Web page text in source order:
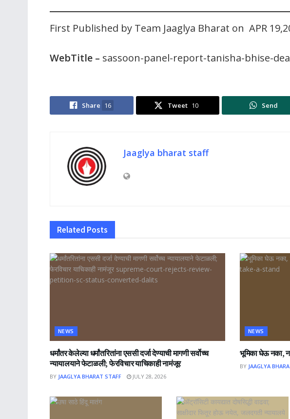
First Published by Team Jaaglya Bharat on APR
WebTitle – sassoon-panel-report-tanisha-bhise-
Share 16 Tweet 10 Send
Jaaglya bharat staff
Related Posts
NEWS
धर्मांतर केलेल्या धर्मांतरितांना एससी दर्जा देण्याची मागणी सर्वोच्च
न्यायालयाने फेटाळली; फेरविचार याचिकाही नामंजूर
BY JAAGLYA BHARAT STAFF JULY 28, 2026
NEWS
भूमिका घेऊ नका,
BY JAAGLYA